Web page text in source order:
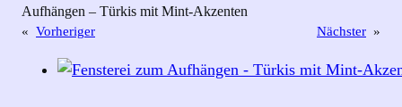
Aufhängen – Türkis mit Mint-Akzenten
« Vorheriger Nächster »